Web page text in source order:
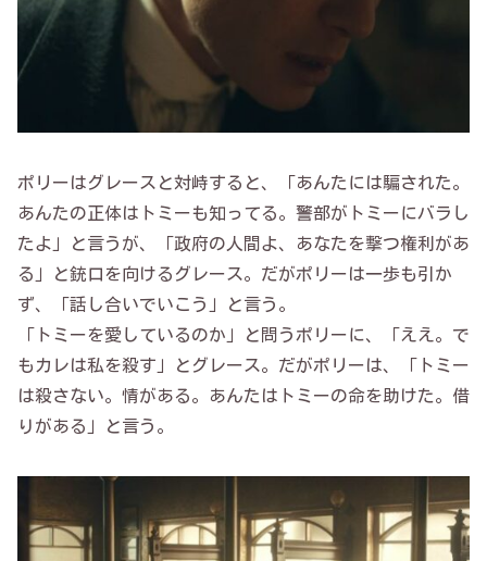
ポリーはグレースと対峙すると、「あんたには騙された。
あんたの正体はトミーも知ってる。警部がトミーにバラし
たよ」と言うが、「政府の人間よ、あなたを撃つ権利があ
る」と銃口を向けるグレース。だがポリーは一歩も引か
ず、「話し合いでいこう」と言う。
「トミーを愛しているのか」と問うポリーに、「ええ。で
もカレは私を殺す」とグレース。だがポリーは、「トミー
は殺さない。情がある。あんたはトミーの命を助けた。借
りがある」と言う。